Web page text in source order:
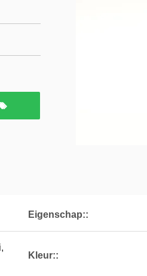
Eigenschap::
Kleur::